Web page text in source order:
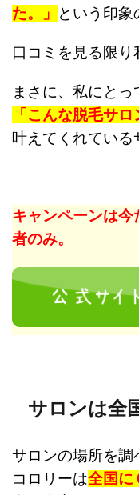
た。」
という印象
口コミを見る限り
まさに、私にとっ
「こんな脱毛サ
叶えてくれている
キャンペーンは
者のみ。
サロンは全
サロンの場所を調
コロリーは全国に